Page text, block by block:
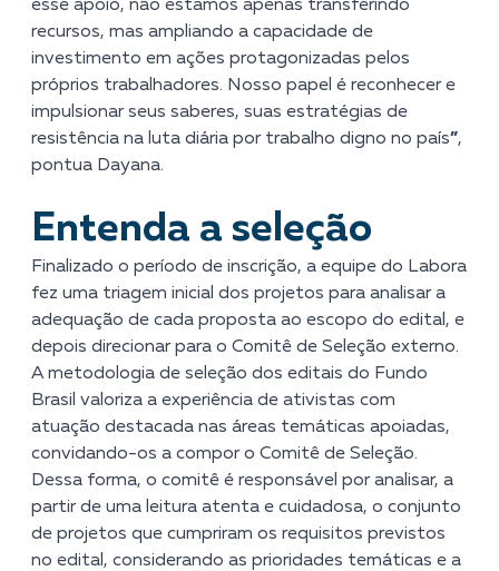
esse apoio, não estamos apenas transferindo
recursos, mas ampliando a capacidade de
investimento em ações protagonizadas pelos
próprios trabalhadores. Nosso papel é reconhecer e
impulsionar seus saberes, suas estratégias de
resistência na luta diária por trabalho digno no país”,
pontua Dayana.
Entenda a seleção
Finalizado o período de inscrição, a equipe do Labora
fez uma triagem inicial dos projetos para analisar a
adequação de cada proposta ao escopo do edital, e
depois direcionar para o Comitê de Seleção externo.
A metodologia de seleção dos editais do Fundo
Brasil valoriza a experiência de ativistas com
atuação destacada nas áreas temáticas apoiadas,
convidando-os a compor o Comitê de Seleção.
Dessa forma, o comitê é responsável por analisar, a
partir de uma leitura atenta e cuidadosa, o conjunto
de projetos que cumpriram os requisitos previstos
no edital, considerando as prioridades temáticas e a